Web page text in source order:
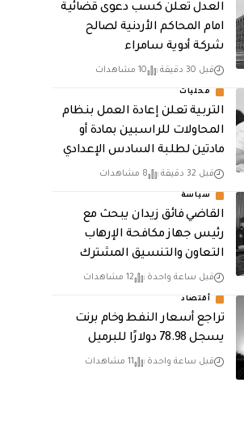
العدل تعلن كسب دعوى قضائية
امام المحاكم الأردنية لصالح
شركة أدوية سامراء
قبل 30 دقيقة 10 مشاهدات
محليات
التربية تعلن إعادة العمل بنظام
المحاولات للراسبين بمادة أو
مادتين لطلبة السادس الإعدادي
قبل 32 دقيقة 8 مشاهدات
سياسة
القاضي فائق زيدان يبحث مع
رئيس جهاز مكافحة الإرهاب
التعاون والتنسيق المشترك
قبل ساعة واحدة 12 مشاهدات
أقتصاد
تراجع أسعار النفط وخام برنت
يسجل 78.98 دولارًا للبرميل
قبل ساعة واحدة 11 مشاهدات